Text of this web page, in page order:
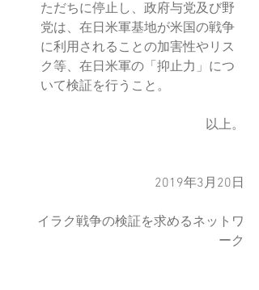
ただちに停止し、政府与党及び野
党は、在日米軍基地が米国の戦争
に利用されることの加害性やリス
ク等、在日米軍の「抑止力」につ
いて検証を行うこと。
以上。
2019年3月20日
イラク戦争の検証を求めるネットワ
ーク